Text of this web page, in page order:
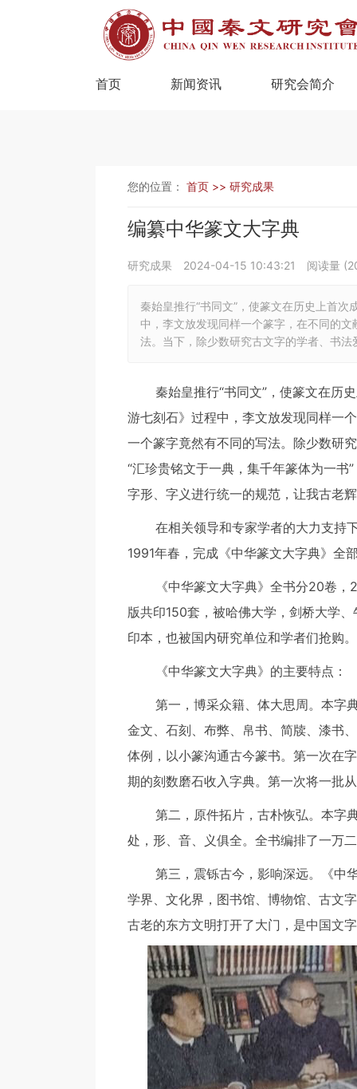
首页 新闻资讯 研究会简介
您的位置： 首页 >> 研究成果
编纂中华篆文大字典
研究成果 2024-04-15 10:43:21 阅读量 (
秦始皇推行“书同文”，使篆文在历史上首
中，李文放发现同样一个篆字，在不同的
法。当下，除少数研究古文字的学者、书
秦始皇推行“书同文”，使篆文在历史
游七刻石》过程中，李文放发现同样一
一个篆字竟然有不同的写法。除少数研
“汇珍贵铭文于一典，集千年篆体为一
字形、字义进行统一的规范，让我古老
在相关领导和专家学者的大力支持下
1991年春，完成《中华篆文大字典》全
《中华篆文大字典》全书分20卷，
版共印150套，被哈佛大学，剑桥大学
印本，也被国内研究单位和学者们抢购。
《中华篆文大字典》的主要特点：
第一，博采众籍、体大思周。本字典
金文、石刻、布弊、帛书、简牍、漆书
体例，以小篆沟通古今篆书。第一次在
期的刻数磨石收入字典。第一次将一批
第二，原件拓片，古朴恢弘。本字典
处，形、音、义俱全。全书编排了一万
第三，震铄古今，影响深远。《中华
学界、文化界，图书馆、博物馆、古文
古老的东方文明打开了大门，是中国文